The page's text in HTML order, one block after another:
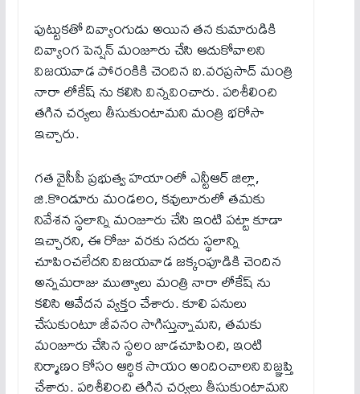
పుట్టుకతో దివ్యాంగుడు అయిన తన కుమారుడికి
దివ్యాంగ పెన్షన్ మంజూరు చేసి ఆదుకోవాలని
విజయవాడ పోరంకికి చెందిన ఐ.వరప్రసాద్ మంత్రి
నారా లోకేష్ ను కలిసి విన్నవించారు. పరిశీలించి
తగిన చర్యలు తీసుకుంటామని మంత్రి భరోసా
ఇచ్చారు.
గత వైసీపీ ప్రభుత్వ హయాంలో ఎన్టీఆర్ జిల్లా,
జి.కొండూరు మండలం, కవులూరులో తమకు
నివేశన స్థలాన్ని మంజూరు చేసి ఇంటి పట్టా కూడా
ఇచ్చారని, ఈ రోజు వరకు సదరు స్థలాన్ని
చూపించలేదని విజయవాడ జక్కంపూడికి చెందిన
అన్నమరాజు ముత్యాలు మంత్రి నారా లోకేష్ ను
కలిసి ఆవేదన వ్యక్తం చేశారు. కూలి పనులు
చేసుకుంటూ జీవనం సాగిస్తున్నామని, తమకు
మంజూరు చేసిన స్థలం జాడచూపించి, ఇంటి
నిర్మాణం కోసం ఆర్థిక సాయం అందించాలని విజ్ఞప్తి
చేశారు. పరిశీలించి తగిన చర్యలు తీసుకుంటామని